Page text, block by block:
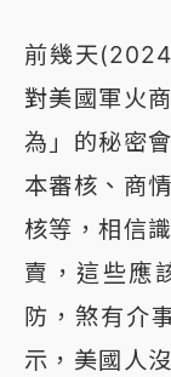
前幾天
對美國軍火
為」的秘密
本審核、商
核等，相信
賣，這些應
防，煞有介
示，美國人